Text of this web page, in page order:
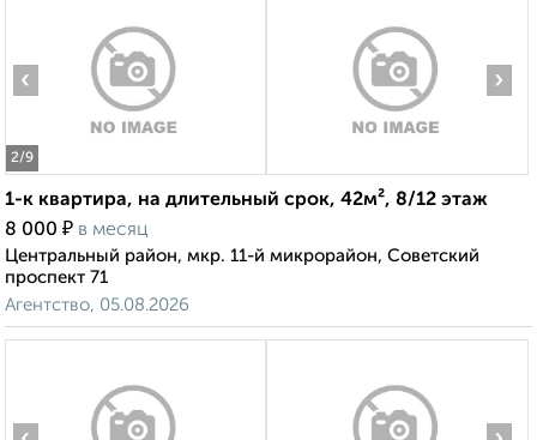
2/9
‹ ›
1-к квартира, на длительный срок, 42м², 8/12 этаж
8 000 ₽ в месяц
Центральный район, мкр. 11-й микрорайон, Советский
проспект 71
Агентство, 05.08.2026